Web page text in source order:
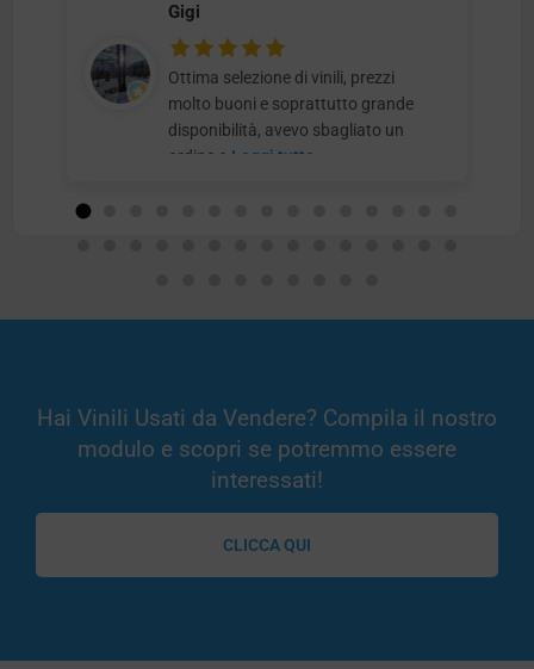
Gigi
Ottima selezione di vinili, prezzi
molto buoni e soprattutto grande
disponibilità, avevo sbagliato un
ordine e Leggi tutto
Hai Vinili Usati da Vendere? Compila il nostro
modulo e scopri se potremmo essere
interessati!
CLICCA QUI